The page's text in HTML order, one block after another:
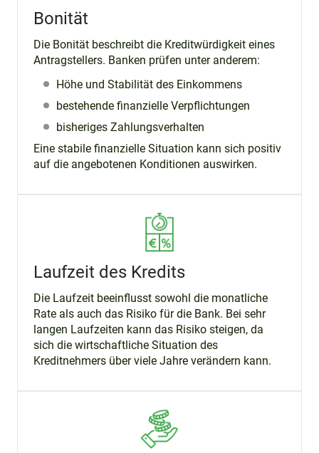
Bonität
Die Bonität beschreibt die Kreditwürdigkeit eines
Antragstellers. Banken prüfen unter anderem:
Höhe und Stabilität des Einkommens
bestehende finanzielle Verpflichtungen
bisheriges Zahlungsverhalten
Eine stabile finanzielle Situation kann sich positiv
auf die angebotenen Konditionen auswirken.
Laufzeit des Kredits
Die Laufzeit beeinflusst sowohl die monatliche
Rate als auch das Risiko für die Bank. Bei sehr
langen Laufzeiten kann das Risiko steigen, da
sich die wirtschaftliche Situation des
Kreditnehmers über viele Jahre verändern kann.